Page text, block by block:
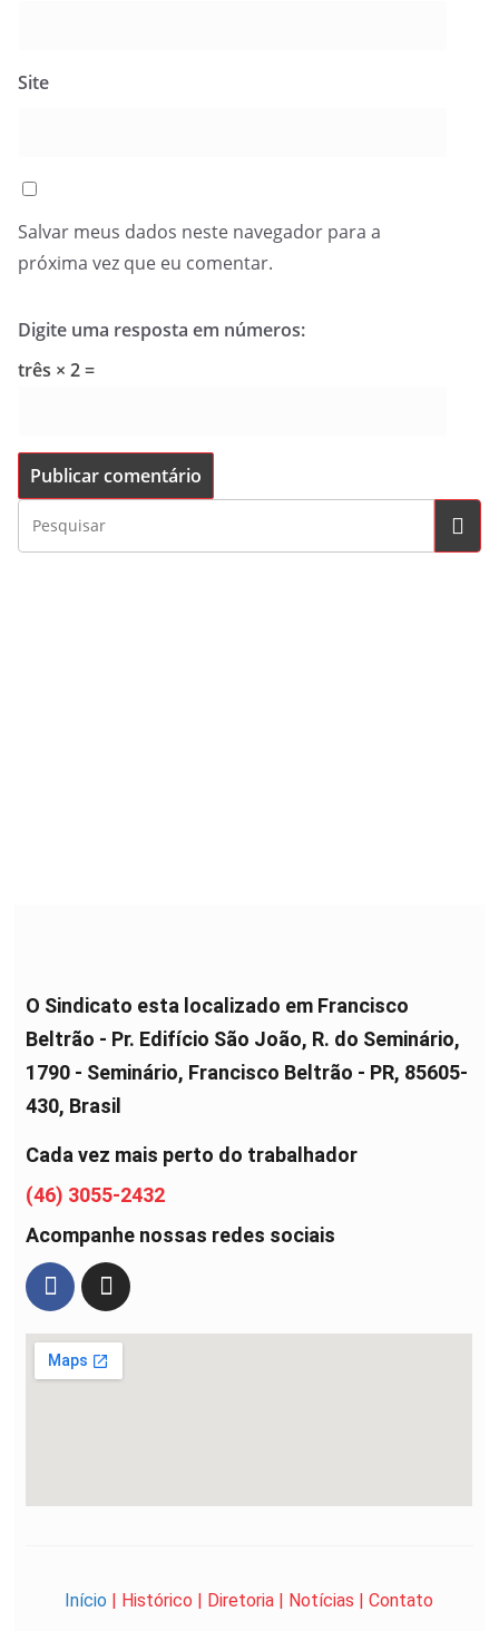
Site
Salvar meus dados neste navegador para a
próxima vez que eu comentar.
Digite uma resposta em números:
três × 2 =
O Sindicato esta localizado em Francisco
Beltrão - Pr. Edifício São João, R. do Seminário,
1790 - Seminário, Francisco Beltrão - PR, 85605-
430, Brasil
Cada vez mais perto do trabalhador
(46) 3055-2432
Acompanhe nossas redes sociais
Início | Histórico | Diretoria | Notícias |Contato